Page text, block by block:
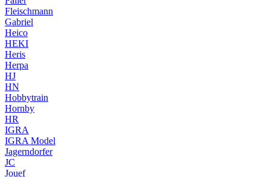
Fleischmann
Gabriel
Heico
HEKI
Heris
Herpa
HJ
HN
Hobbytrain
Hornby
HR
IGRA
IGRA Model
Jagerndorfer
JC
Jouef